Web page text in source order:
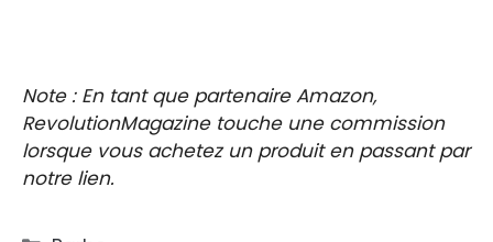
Note : En tant que partenaire Amazon,
RevolutionMagazine touche une commission
lorsque vous achetez un produit en passant par
notre lien.